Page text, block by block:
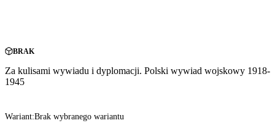
BRAK
Za kulisami wywiadu i dyplomacji. Polski wywiad wojskowy 1918-
1945
Wariant:Brak wybranego wariantu